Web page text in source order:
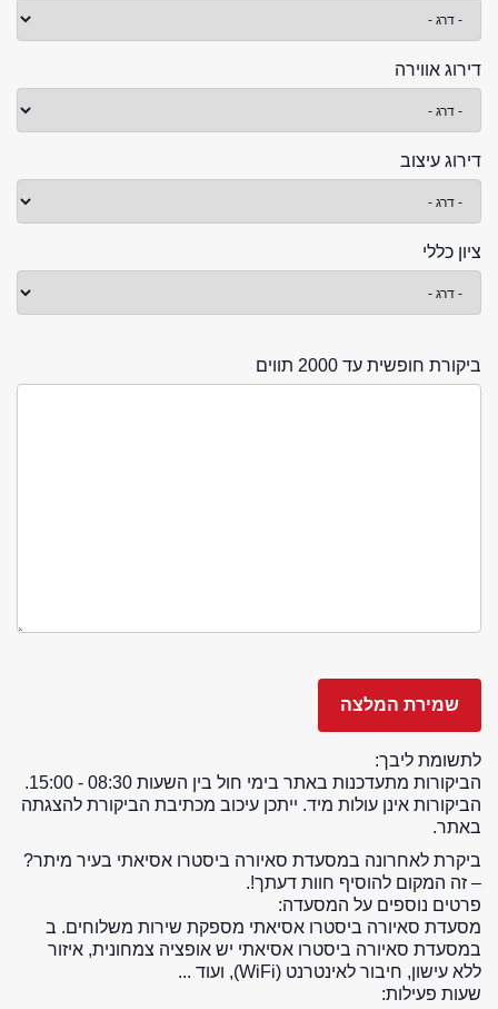
דירוג אווירה
דירוג עיצוב
ציון כללי
ביקורת חופשית עד 2000 תווים
לתשומת ליבך:
הביקורות מתעדכנות באתר בימי חול בין השעות 08:30 - 15:00.
הביקורות אינן עולות מיד. ייתכן עיכוב מכתיבת הביקורת להצגתה
באתר.
ביקרת לאחרונה במסעדת סאיורה ביסטרו אסיאתי בעיר מיתר?
– זה המקום להוסיף חוות דעתך!.
פרטים נוספים על המסעדה:
מסעדת סאיורה ביסטרו אסיאתי מספקת שירות משלוחים. ב
במסעדת סאיורה ביסטרו אסיאתי יש אופציה צמחונית, איזור
ללא עישון, חיבור לאינטרנט (WiFi), ועוד ...
שעות פעילות: